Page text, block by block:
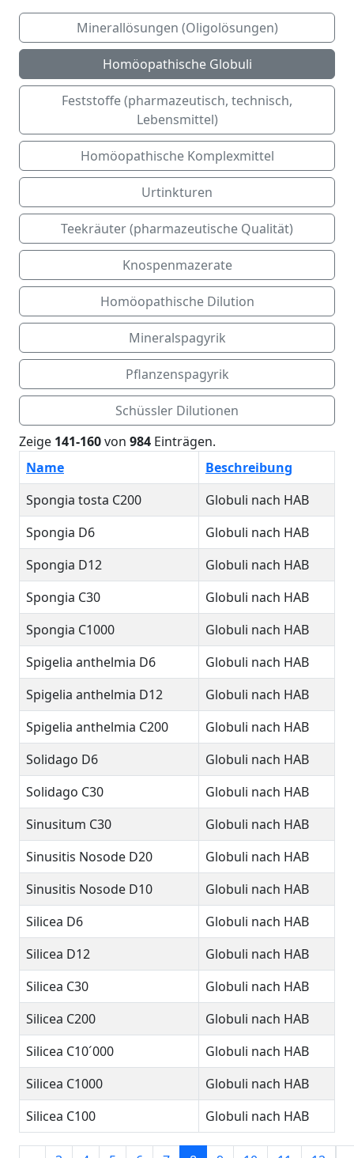
Minerallösungen (Oligolösungen)
Homöopathische Globuli
Feststoffe (pharmazeutisch, technisch,
Lebensmittel)
Homöopathische Komplexmittel
Urtinkturen
Teekräuter (pharmazeutische Qualität)
Knospenmazerate
Homöopathische Dilution
Mineralspagyrik
Pflanzenspagyrik
Schüssler Dilutionen
Zeige 141-160von 984 Einträgen.
Name
Beschreibung
Spongia tosta C200
Globuli nach HAB
Spongia D6
Globuli nach HAB
Spongia D12
Globuli nach HAB
Spongia C30
Globuli nach HAB
Spongia C1000
Globuli nach HAB
Spigelia anthelmia D6
Globuli nach HAB
Spigelia anthelmia D12
Globuli nach HAB
Spigelia anthelmia C200
Globuli nach HAB
Solidago D6
Globuli nach HAB
Solidago C30
Globuli nach HAB
Sinusitum C30
Globuli nach HAB
Sinusitis Nosode D20
Globuli nach HAB
Sinusitis Nosode D10
Globuli nach HAB
Silicea D6
Globuli nach HAB
Silicea D12
Globuli nach HAB
Silicea C30
Globuli nach HAB
Silicea C200
Globuli nach HAB
Silicea C10´000
Globuli nach HAB
Silicea C1000
Globuli nach HAB
Silicea C100
Globuli nach HAB